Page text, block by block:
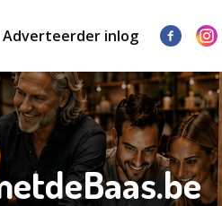
Adverteerder inlog